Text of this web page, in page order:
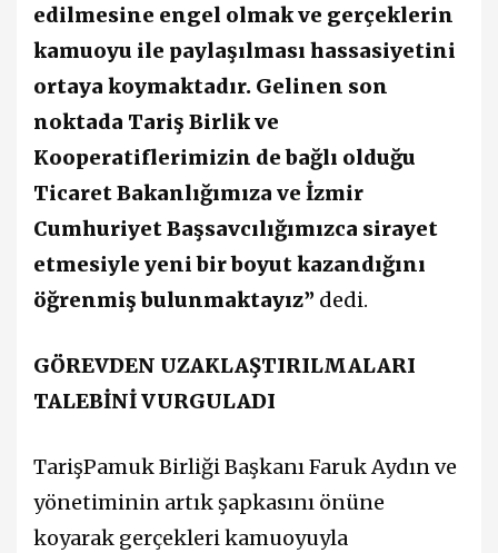
edilmesine engel olmak ve gerçeklerin
kamuoyu ile paylaşılması hassasiyetini
ortaya koymaktadır. Gelinen son
noktada Tariş Birlik ve
Kooperatiflerimizin de bağlı olduğu
Ticaret Bakanlığımıza ve İzmir
Cumhuriyet Başsavcılığımızca sirayet
etmesiyle yeni bir boyut kazandığını
öğrenmiş bulunmaktayız” dedi.
GÖREVDEN UZAKLAŞTIRILMALARI
TALEBİNİ VURGULADI
TarişPamuk Birliği Başkanı Faruk Aydın ve
yönetiminin artık şapkasını önüne
koyarak gerçekleri kamuoyuyla